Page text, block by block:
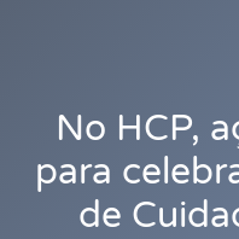
No HCP,
para
de